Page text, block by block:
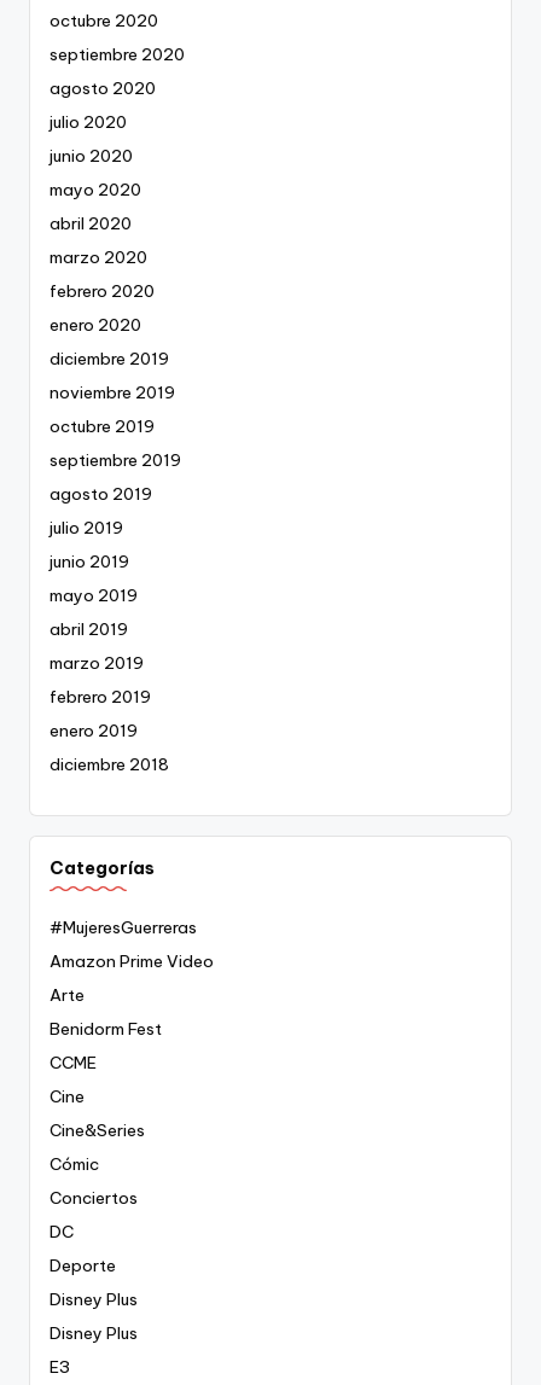
octubre 2020
septiembre 2020
agosto 2020
julio 2020
junio 2020
mayo 2020
abril 2020
marzo 2020
febrero 2020
enero 2020
diciembre 2019
noviembre 2019
octubre 2019
septiembre 2019
agosto 2019
julio 2019
junio 2019
mayo 2019
abril 2019
marzo 2019
febrero 2019
enero 2019
diciembre 2018
Categorías
#MujeresGuerreras
Amazon Prime Video
Arte
Benidorm Fest
CCME
Cine
Cine&Series
Cómic
Conciertos
DC
Deporte
Disney Plus
Disney Plus
E3